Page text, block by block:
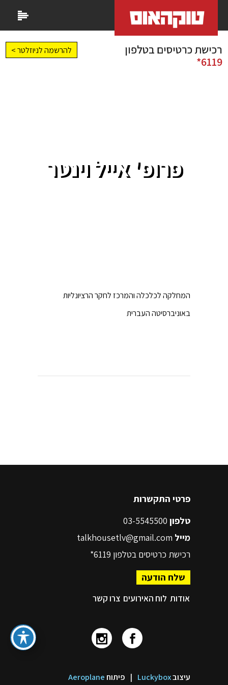
רכישת כרטיסים בטלפון
6119*
להרשמה לניוזלטר >
פרופ' אייל וינטר
המחלקה לכלכלה והמרכז לחקר הרציונליות
באוניברסיטה העברית
פרטי התקשרות
טלפון
מייל talkhousetlv@gmail.com
רכישת כרטיסים בטלפון 6119*
שלח הודעה
אודות לוח האירועים צרו קשר
עיצובLuckybox
| פיתוח Aeroplane